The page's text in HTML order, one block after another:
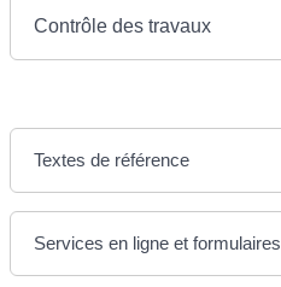
Contrôle des travaux
Textes de référence
Services en ligne et formulaires